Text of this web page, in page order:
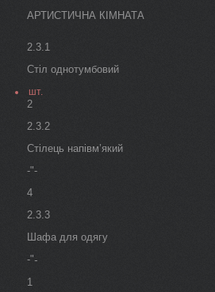
АРТИСТИЧНА КІМНАТА
2.3.1
Стіл однотумбовий
шт.
2
2.3.2
Стілець напівм’який
-"-
4
2.3.3
Шафа для одягу
-"-
1